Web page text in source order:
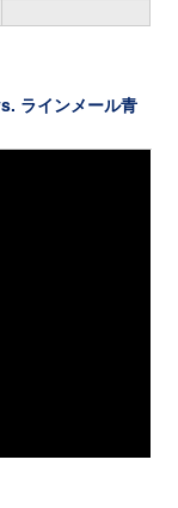
ラインメール青